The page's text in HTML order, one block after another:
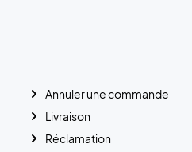
Annuler une commande
Livraison
Réclamation